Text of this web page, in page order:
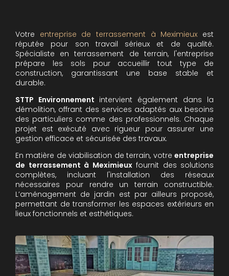
Votre entreprise de terrassement à Meximieux est
réputée pour son travail sérieux et de qualité.
Spécialiste en terrassement de terrain, l'entreprise
prépare les sols pour accueillir tout type de
construction, garantissant une base stable et
durable.
STTP Environnement intervient également dans la
démolition, offrant des services adaptés aux besoins
des particuliers comme des professionnels. Chaque
projet est exécuté avec rigueur pour assurer une
gestion efficace et sécurisée des travaux.
En matière de viabilisation de terrain, votre entreprise
de terrassement à Meximieuxfournit des solutions
complètes, incluant l'installation des réseaux
nécessaires pour rendre un terrain constructible.
L’aménagement de jardin est par ailleurs proposé,
permettant de transformer les espaces extérieurs en
lieux fonctionnels et esthétiques.